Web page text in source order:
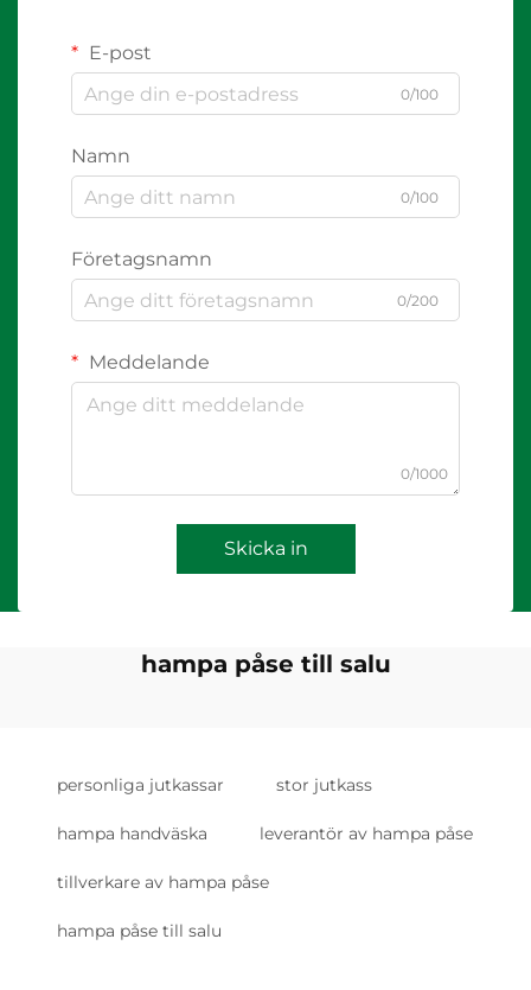
E-post
0/100
Namn
0/100
Företagsnamn
0/200
Meddelande
0/1000
Skicka in
hampa påse till salu
personliga jutkassar stor jutkass
hampa handväska leverantör av hampa påse
tillverkare av hampa påse
hampa påse till salu